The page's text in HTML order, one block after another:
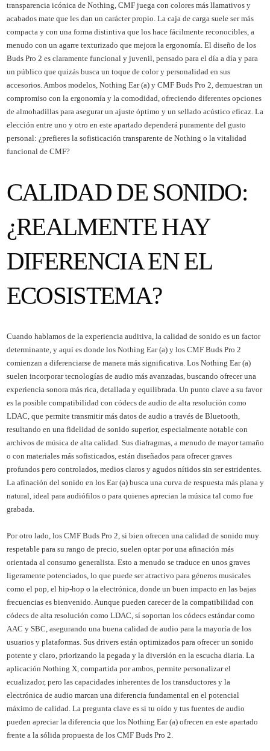
transparencia icónica de Nothing, CMF juega con colores más llamativos y
acabados mate que les dan un carácter propio. La caja de carga suele ser más
compacta y con una forma distintiva que los hace fácilmente reconocibles, a
menudo con un agarre texturizado que mejora la ergonomía. El diseño de los
Buds Pro 2 es claramente funcional y juvenil, pensado para el día a día y para
un público que quizás busca un toque de color y personalidad en sus
accesorios. Ambos modelos, Nothing Ear (a) y CMF Buds Pro 2, demuestran un
compromiso con la ergonomía y la comodidad, ofreciendo diferentes opciones
de almohadillas para asegurar un ajuste óptimo y un sellado acústico eficaz. La
elección entre uno y otro en este apartado dependerá puramente del gusto
personal: ¿prefieres la sofisticación transparente de Nothing o la vitalidad
funcional de CMF?
CALIDAD DE SONIDO:
¿REALMENTE HAY
DIFERENCIA EN EL
ECOSISTEMA?
Cuando hablamos de la experiencia auditiva, la calidad de sonido es un factor
determinante, y aquí es donde los Nothing Ear (a) y los CMF Buds Pro 2
comienzan a diferenciarse de manera más significativa. Los Nothing Ear (a)
suelen incorporar tecnologías de audio más avanzadas, buscando ofrecer una
experiencia sonora más rica, detallada y equilibrada. Un punto clave a su favor
es la posible compatibilidad con códecs de audio de alta resolución como
LDAC, que permite transmitir más datos de audio a través de Bluetooth,
resultando en una fidelidad de sonido superior, especialmente notable con
archivos de música de alta calidad. Sus diafragmas, a menudo de mayor tamaño
o con materiales más sofisticados, están diseñados para ofrecer graves
profundos pero controlados, medios claros y agudos nítidos sin ser estridentes.
La afinación del sonido en los Ear (a) busca una curva de respuesta más plana y
natural, ideal para audiófilos o para quienes aprecian la música tal como fue
grabada.
Por otro lado, los CMF Buds Pro 2, si bien ofrecen una calidad de sonido muy
respetable para su rango de precio, suelen optar por una afinación más
orientada al consumo generalista. Esto a menudo se traduce en unos graves
ligeramente potenciados, lo que puede ser atractivo para géneros musicales
como el pop, el hip-hop o la electrónica, donde un buen impacto en las bajas
frecuencias es bienvenido. Aunque pueden carecer de la compatibilidad con
códecs de alta resolución como LDAC, sí soportan los códecs estándar como
AAC y SBC, asegurando una buena calidad de audio para la mayoría de los
usuarios y plataformas. Sus drivers están optimizados para ofrecer un sonido
potente y claro, priorizando la pegada y la diversión en la escucha diaria. La
aplicación Nothing X, compartida por ambos, permite personalizar el
ecualizador, pero las capacidades inherentes de los transductores y la
electrónica de audio marcan una diferencia fundamental en el potencial
máximo de calidad. La pregunta clave es si tu oído y tus fuentes de audio
pueden apreciar la diferencia que los Nothing Ear (a) ofrecen en este apartado
frente a la sólida propuesta de los CMF Buds Pro 2.